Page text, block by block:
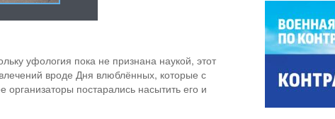
уфология пока не признана наукой, этот
вроде Дня влюблённых, которые с
постарались насытить его и